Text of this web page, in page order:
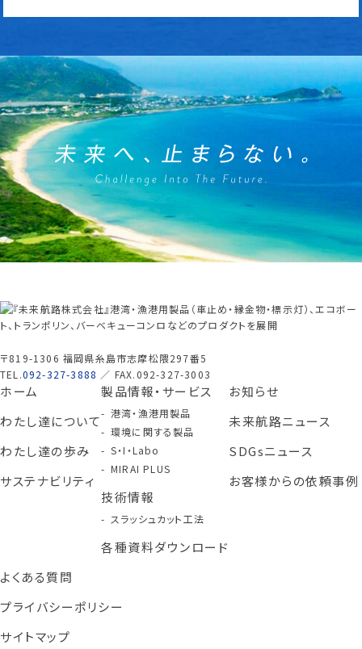
〒819-1306 福岡県糸島市志摩松隈297番5
TEL.092-327-3888 ／ FAX.092-327-3003
ホーム
わたし達について
わたし達の歩み
サステナビリティ
製品情報・サービス
港湾・漁港用製品
環境に関する製品
S・I・Labo
MIRAI PLUS
技術情報
スラッシュカット工法
各種資料ダウンロード
お知らせ
未来航路ニュース
SDGsニュース
お客様からの依頼事例
よくある質問
プライバシーポリシー
サイトマップ